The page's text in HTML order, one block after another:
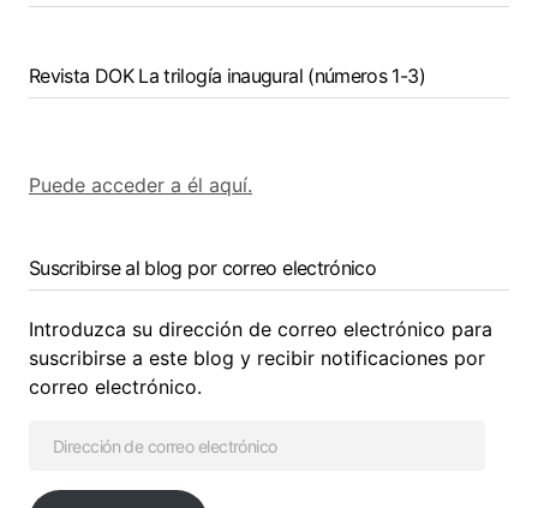
Revista DOK La trilogía inaugural (números 1-3)
Puede acceder a él aquí.
Suscribirse al blog por correo electrónico
Introduzca su dirección de correo electrónico para
suscribirse a este blog y recibir notificaciones por
correo electrónico.